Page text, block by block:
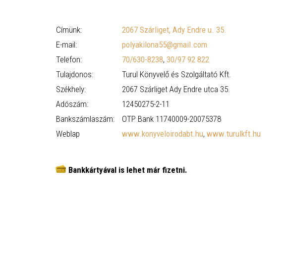
Címünk:
2067 Szárliget, Ady Endre u. 35.
E-mail:
polyakilona55@gmail.com
Telefon:
70/630-8238, 30/97 92 822
Tulajdonos:
Turul Könyvelő és Szolgáltató Kft.
Székhely:
2067 Szárliget Ady Endre utca 35.
Adószám:
12450275-2-11
Bankszámlaszám:
OTP Bank 11740009-20075378
Weblap
www.konyveloirodabt.hu, www.turulkft.hu
Bankkártyával is lehet már fizetni.